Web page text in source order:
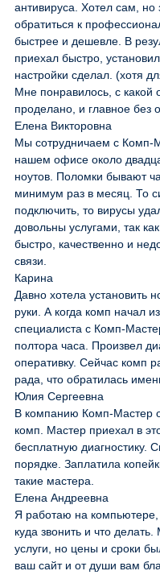
антивируса. Хотел сам, но
обратиться к
быстрее и дешевле. В
приехал быстро,
настройки сделал. (хотя
Мне понравилось, с какой
проделано, и главное
Елена Викторовна
Мы сотрудничаем с Комп-
нашем офисе около
ноутов. Поломки бывают
минимум раз в месяц. То
подключить, то вирусы
довольны услугами, так
быстро, качественно и
связи.
Карина
Давно хотела установить
руки. А когда комп начал
специалиста с Комп-
полтора часа. Произвел
оперативку. Сейчас комп
рада, что обратилась
Юлия Сергеевна
В компанию Комп-Мастер
комп. Мастер приехал в
бесплатную диагностику.
порядке. Заплатила
такие мастера.
Елена Андреевна
Я работаю на компьютере,
куда звонить и что
услуги, но цены и сроки
ваш сайт и от души вам